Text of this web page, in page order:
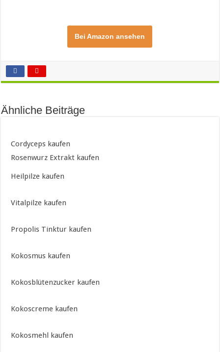
Bei Amazon ansehen
Ähnliche Beiträge
Cordyceps kaufen
Rosenwurz Extrakt kaufen
Heilpilze kaufen
Vitalpilze kaufen
Propolis Tinktur kaufen
Kokosmus kaufen
Kokosblütenzucker kaufen
Kokoscreme kaufen
Kokosmehl kaufen